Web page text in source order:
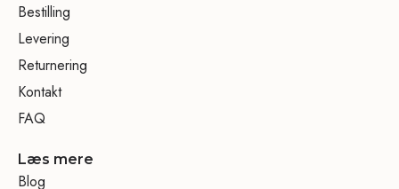
Bestilling
Levering
Returnering
Kontakt
FAQ
Læs mere
Blog